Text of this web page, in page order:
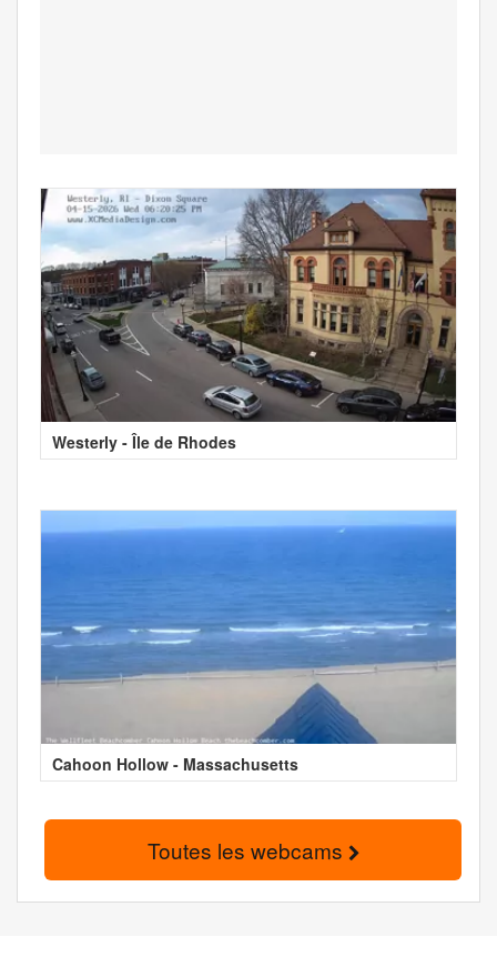
Westerly - Île de Rhodes
Cahoon Hollow - Massachusetts
Toutes les webcams